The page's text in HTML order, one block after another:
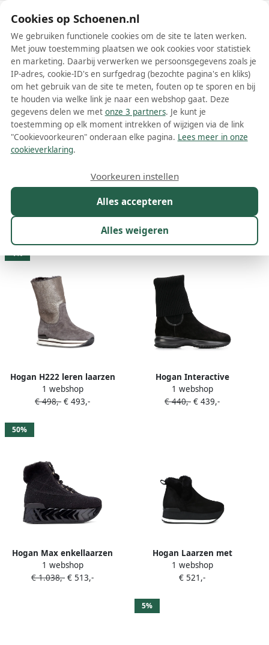
Schoenen.nl
Wis filters Alle filters
Zwarte Hogan dames laarzen
Meer lezen
Kleur 1
37 resultaten:
1%
Hogan H222 leren laarzen
met lammy voering Zwart
1 webshop
€ 498,- € 493,-
Hogan Interactive
enkellaarzen Zwart
1 webshop
€ 440,- € 439,-
50%
Hogan Max enkellaarzen
Zwart
1 webshop
€ 1.038,- € 513,-
Hogan Laarzen met
plateauzool van
imitatiebont Zwart
1 webshop
€ 521,-
5%
Cookies op Schoenen.nl
We gebruiken functionele cookies om de site te laten werken.
Met jouw toestemming plaatsen we ook cookies voor statistiek
en marketing. Daarbij verwerken we persoonsgegevens zoals je
IP-adres, cookie-ID's en surfgedrag (bezochte pagina's en kliks)
om het gebruik van de site te meten, fouten op te sporen en bij
te houden via welke link je naar een webshop gaat. Deze
gegevens delen we met onze 3 partners. Je kunt je
toestemming op elk moment intrekken of wijzigen via de link
"Cookievoorkeuren" onderaan elke pagina. Lees meer in onze
cookieverklaring.
Alles accepteren
Alles weigeren
Voorkeuren instellen